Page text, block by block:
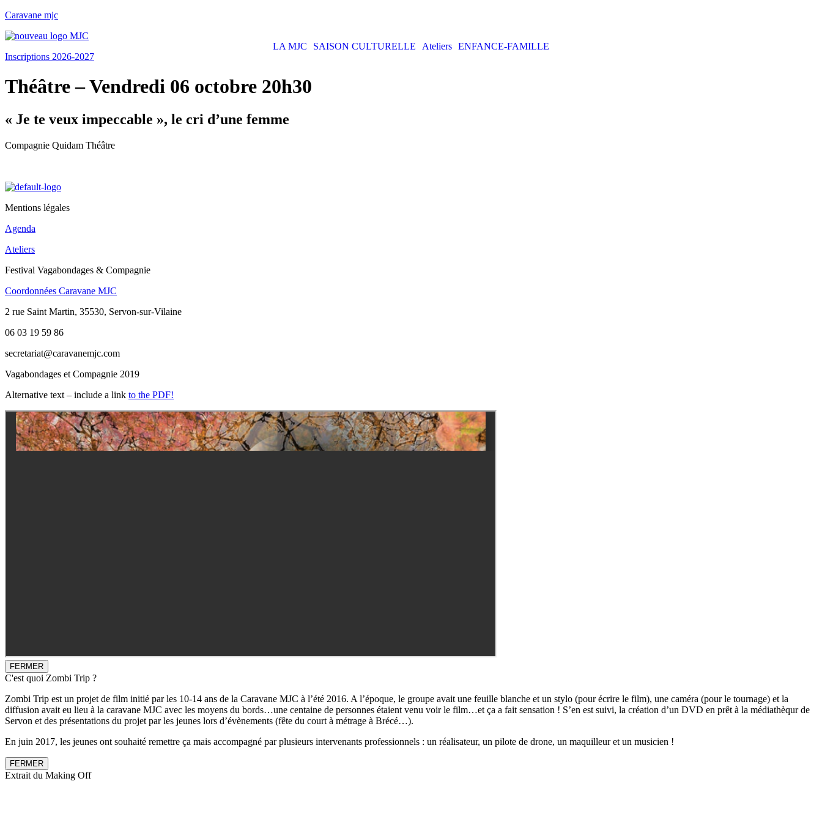
Caravane mjc
LA MJC SAISON CULTURELLE Ateliers ENFANCE-FAMILLE
Inscriptions 2026-2027
Théâtre – Vendredi 06 octobre 20h30
« Je te veux impeccable », le cri d’une femme
Compagnie Quidam Théâtre
Mentions légales
Agenda
Ateliers
Festival Vagabondages & Compagnie
Coordonnées Caravane MJC
2 rue Saint Martin, 35530, Servon-sur-Vilaine
06 03 19 59 86
secretariat@caravanemjc.com
Vagabondages et Compagnie 2019
Alternative text – include a link to the PDF!
FERMER
C'est quoi Zombi Trip ?
Zombi Trip est un projet de film initié par les 10-14 ans de la Caravane MJC à l’été 2016. A l’époque, le groupe avait une feuille blanche et un stylo (pour écrire le film), une caméra (pour le tournage) et la
diffusion avait eu lieu à la caravane MJC avec les moyens du bords…une centaine de personnes étaient venu voir le film…et ça a fait sensation ! S’en est suivi, la création d’un DVD en prêt à la médiathèqur de
Servon et des présentations du projet par les jeunes lors d’évènements (fête du court à métrage à Brécé…).
En juin 2017, les jeunes ont souhaité remettre ça mais accompagné par plusieurs intervenants professionnels : un réalisateur, un pilote de drone, un maquilleur et un musicien !
FERMER
Extrait du Making Off